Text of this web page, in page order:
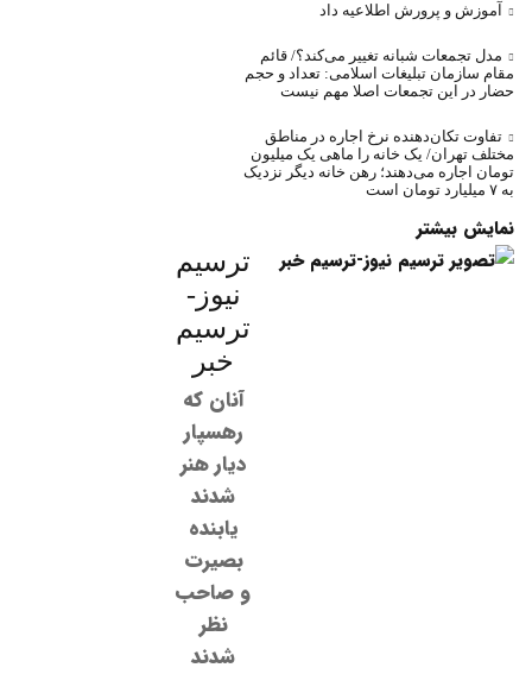
آموزش و پرورش اطلاعیه داد
مدل تجمعات شبانه تغییر می‌کند؟/ قائم
مقام سازمان تبلیغات اسلامی: تعداد و حجم
حضار در این تجمعات اصلا مهم نیست
تفاوت تکان‌دهنده نرخ اجاره در مناطق
مختلف تهران/ یک خانه را ماهی یک میلیون
تومان اجاره می‌دهند؛ رهن خانه دیگر نزدیک
به ۷ میلیارد تومان است
نمایش بیشتر
ترسیم
نیوز-
ترسیم
خبر
آنان که
رهسپار
دیار هنر
شدند
یابنده
بصیرت
و صاحب
نظر
شدند